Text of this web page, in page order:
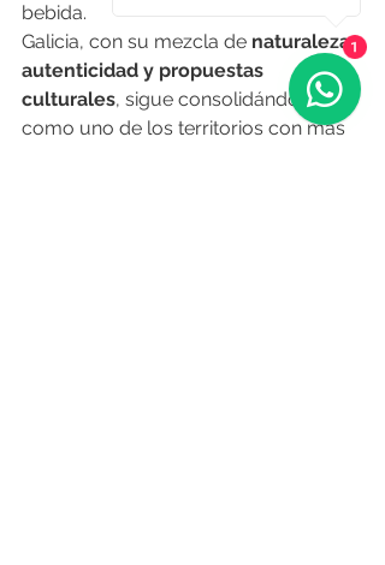
bebida.
Galicia, con su mezcla de naturaleza,
autenticidad y propuestas
culturales, sigue consolidándose
como uno de los territorios con más
1